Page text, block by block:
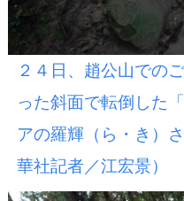
２４日、趙公山での
った斜面で転倒した
アの羅輝（ら・き）
華社記者／江宏景）